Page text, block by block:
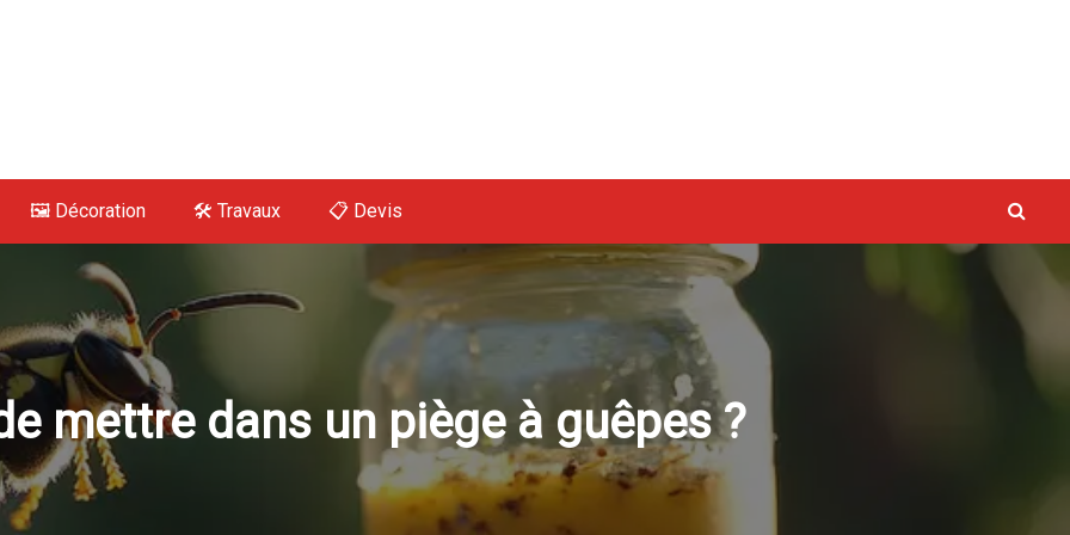
Déco, Travaux
🖼️ Décoration 🛠 Travaux 📋 Devis
mettre dans un piège à guêpes ?